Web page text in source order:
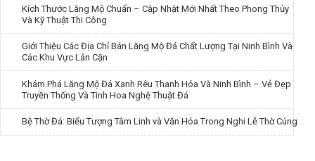
Kích Thước Lăng Mộ Chuẩn – Cập Nhật Mới Nhất Theo Phong Thủy
Và Kỹ Thuật Thi Công
Giới Thiệu Các Địa Chỉ Bán Lăng Mộ Đá Chất Lượng Tại Ninh Bình Và
Các Khu Vực Lân Cận
Khám Phá Lăng Mộ Đá Xanh Rêu Thanh Hóa Và Ninh Bình – Vẻ Đẹp
Truyền Thống Và Tinh Hoa Nghệ Thuật Đá
Bệ Thờ Đá: Biểu Tượng Tâm Linh và Văn Hóa Trong Nghi Lễ Thờ Cúng